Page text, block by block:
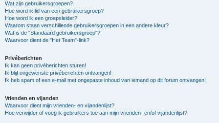
Wat zijn gebruikersgroepen?
Hoe word ik lid van een gebruikersgroep?
Hoe word ik een groepsleider?
Waarom staan verschillende gebruikersgroepen in een andere kleur?
Wat is de "Standaard gebruikersgroep"?
Waarvoor dient de "Het Team"-link?
Privéberichten
Ik kan geen privéberichten sturen!
Ik blijf ongewenste privéberichten ontvangen!
Ik heb spam of een e-mail met ongepaste inhoud van iemand op dit forum ontvangen!
Vrienden en vijanden
Waarvoor dient mijn vrienden- en vijandenlijst?
Hoe verwijder of voeg ik gebruikers toe aan mijn vrienden- en/of vijandenlijst?